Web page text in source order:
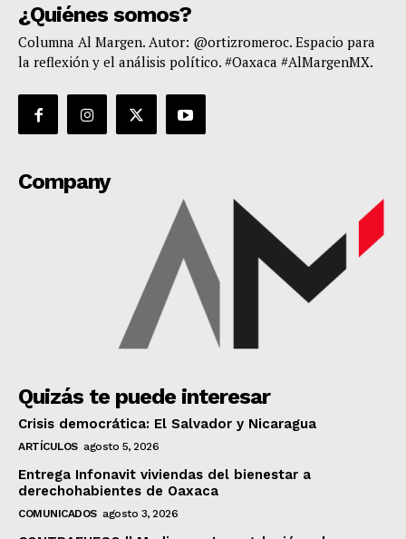
¿Quiénes somos?
Columna Al Margen. Autor: @ortizromeroc. Espacio para
la reflexión y el análisis político. #Oaxaca #AlMargenMX.
Company
Quizás te puede interesar
Crisis democrática: El Salvador y Nicaragua
ARTÍCULOS agosto 5, 2026
Entrega Infonavit viviendas del bienestar a
derechohabientes de Oaxaca
COMUNICADOS agosto 3, 2026